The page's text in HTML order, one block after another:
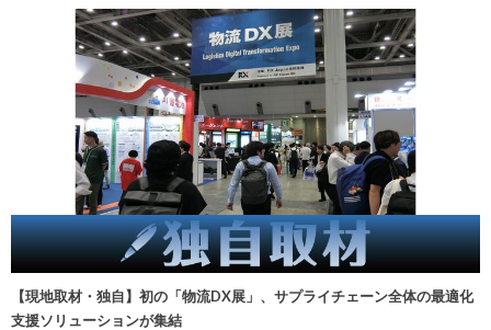
【現地取材・独自】初の「物流DX展」、サプライチェーン全体の最適化
支援ソリューションが集結